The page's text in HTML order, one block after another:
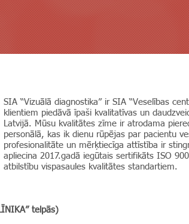
SIA “Vizuālā diagnostika” ir SIA “Veselības
klientiem piedāvā īpaši kvalitatīvas un
Latvijā. Mūsu kvalitātes zīme ir atrodama
personālā, kas ik dienu rūpējas par pacientu
profesionalitāte un mērķtiecīga attīstība ir
apliecina 2017.gadā iegūtais sertifikāts ISO
atbilstību vispasaules kvalitātes standartiem.
telpās)